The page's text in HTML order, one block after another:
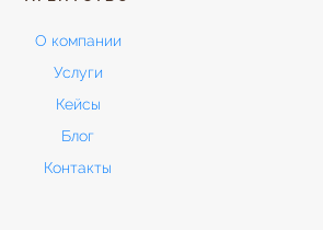
О компании
Услуги
Кейсы
Блог
Контакты